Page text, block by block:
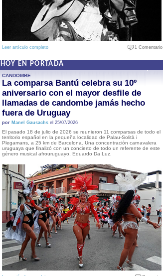
Leer artículo completo 1 Comentario
HOY EN PORTADA
CANDOMBE
La comparsa Bantú celebra su 10º
aniversario con el mayor desfile de
llamadas de candombe jamás hecho
fuera de Uruguay
por Manel Gausachsel 25/07/2026
El pasado 18 de julio de 2026 se reunieron 11 comparsas de todo el
territorio español en la pequeña localidad de Palau-Solità i
Plegamans, a 25 km de Barcelona. Una concentración carnavalera
uruguaya que finalizó con un concierto de todo un referente de este
género musical afrouruguayo, Eduardo Da Luz.